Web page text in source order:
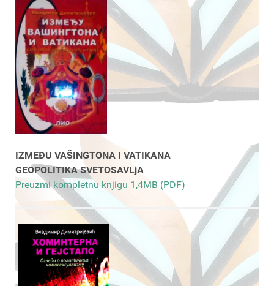
IZMEĐU VAŠINGTONA I VATIKANA
GEOPOLITIKA SVETOSAVLjA
Preuzmi kompletnu knjigu 1,4MB (PDF)